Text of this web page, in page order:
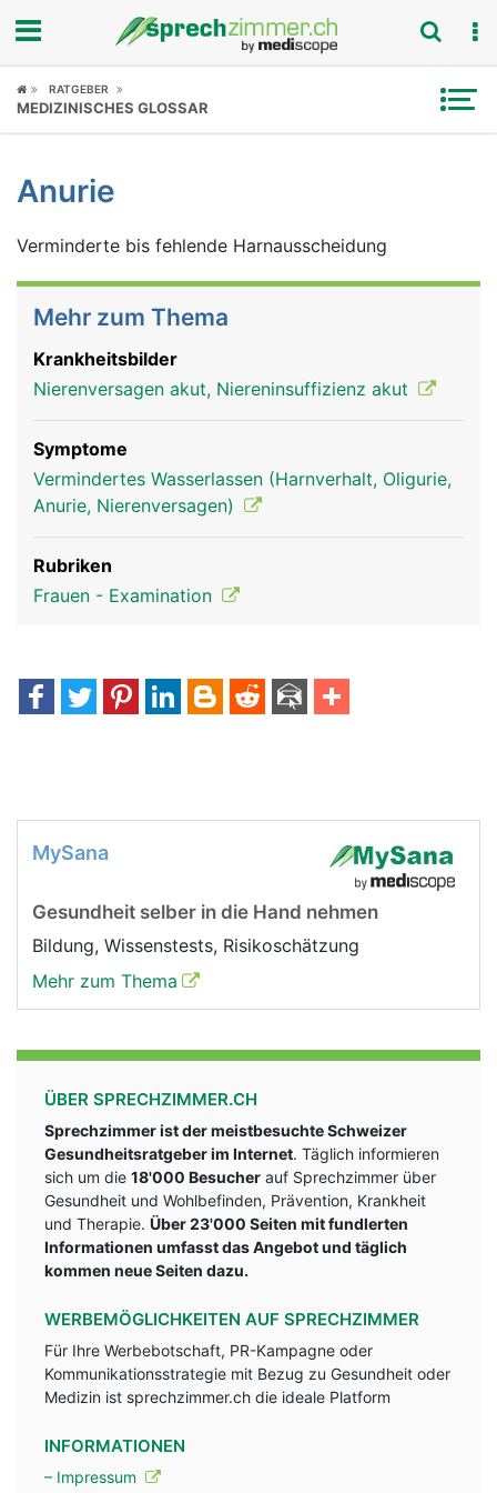
Fokus
Symptome
Untersuchungen
News
Ratgeber
RATGEBER
MEDIZINISCHES GLOSSAR
Anurie
Verminderte bis fehlende Harnausscheidung
Mehr zum Thema
Krankheitsbilder
Nierenversagen akut, Niereninsuffizienz akut
Symptome
Vermindertes Wasserlassen (Harnverhalt, Oligurie,
Anurie, Nierenversagen)
Rubriken
Frauen - Examination
MySana
Gesundheit selber in die Hand nehmen
Bildung, Wissenstests, Risikoschätzung
Mehr zum Thema
ÜBER SPRECHZIMMER.CH
Sprechzimmer ist der meistbesuchte Schweizer
Gesundheitsratgeber im Internet. Täglich informieren
sich um die 18'000 Besucher auf Sprechzimmer über
Gesundheit und Wohlbefinden, Prävention, Krankheit
und Therapie. Über 23'000 Seiten mit fundlerten
Informationen umfasst das Angebot und täglich
kommen neue Seiten dazu.
WERBEMÖGLICHKEITEN AUF SPRECHZIMMER
Für Ihre Werbebotschaft, PR-Kampagne oder
Kommunikationsstrategie mit Bezug zu Gesundheit oder
Medizin ist sprechzimmer.ch die ideale Platform
INFORMATIONEN
– Impressum